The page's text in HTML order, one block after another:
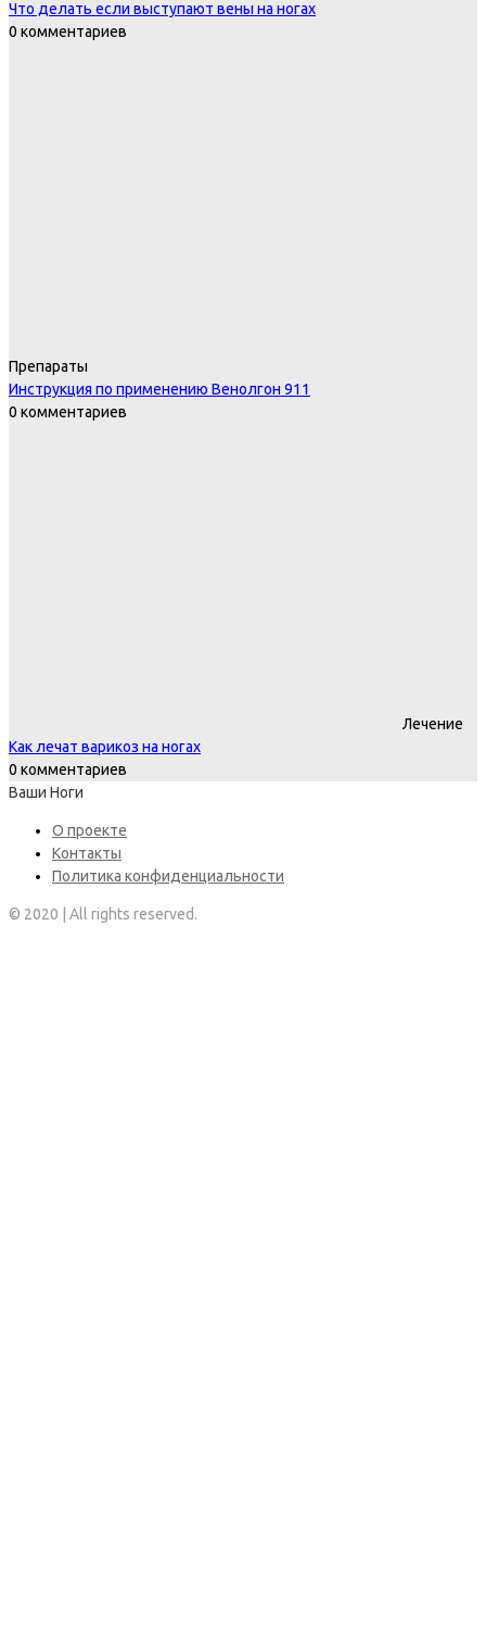
Что делать если выступают вены на ногах
0 комментариев
Препараты
Инструкция по применению Венолгон 911
0 комментариев
Лечение
Как лечат варикоз на ногах
0 комментариев
Ваши Ноги
О проекте
Контакты
Политика конфиденциальности
© 2020 | All rights reserved.